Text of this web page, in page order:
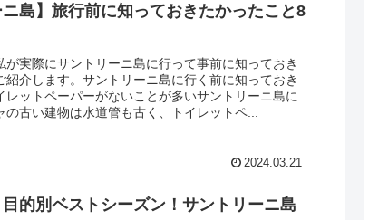
ニ島】旅行前に知っておきたかったこと8
が実際にサントリーニ島に行って事前に知っておき
紹介します。サントリーニ島に行く前に知っておき
レットペーパーがないことが多いサントリーニ島に
の古い建物は水道管も古く、トイレットペ...
2024.03.21
目的別ベストシーズン！サントリーニ島